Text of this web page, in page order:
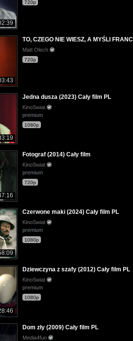
720p
TO, CZEGO NIE WIESZ, A MYŚLI
Matt Olech
720p
Jedna dusza (2023) Cały film PL
KinoSwiat
premium
1080p
Fotograf (2014) Cały film
KinoSwiat
premium
720p
Czerwone maki (2024) Cały film PL
KinoSwiat
premium
1080p
Dziewczyna z szafy (2012) Cały film PL
KinoSwiat
premium
1080p
Dom zły (2009) Cały film PL
Media4fun